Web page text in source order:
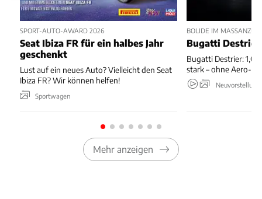
SPORT-AUTO-AWARD 2026
Seat Ibiza FR für ein halbes Jahr
geschenkt
Lust auf ein neues Auto? Vielleicht den Seat
Ibiza FR? Wir können helfen!
Sportwagen
BOLIDE IM MASSANZUG
Bugatti
Bugatti Destrier: 1,00
stark – ohne Aero-
Mehr anzeigen